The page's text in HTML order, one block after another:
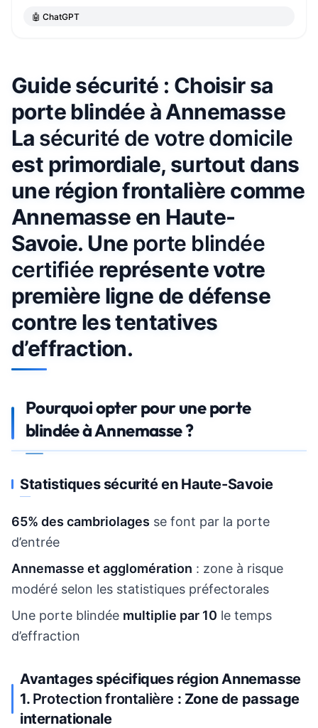
🤖 ChatGPT
Guide sécurité : Choisir sa
porte blindée à Annemasse
La sécurité de votre domicile
est primordiale, surtout dans
une région frontalière comme
Annemasse en Haute-
Savoie. Une porte blindée
certifiée représente votre
première ligne de défense
contre les tentatives
d’effraction.
Pourquoi opter pour une porte
blindée à Annemasse ?
Statistiques sécurité en Haute-Savoie
65% des cambriolages se font par la porte
d’entrée
Annemasse et agglomération : zone à risque
modéré selon les statistiques préfectorales
Une porte blindée multiplie par 10 le temps
d’effraction
Avantages spécifiques région Annemasse
1. Protection frontalière : Zone de passage
internationale